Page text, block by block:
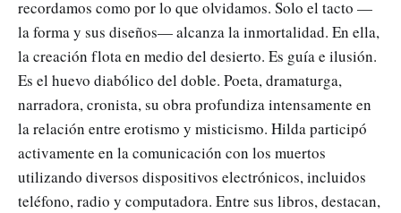
recordamos como por lo que olvidamos. Solo el tacto —
la forma y sus diseños— alcanza la inmortalidad. En ella,
la creación flota en medio del desierto. Es guía e ilusión.
Es el huevo diabólico del doble. Poeta, dramaturga,
narradora, cronista, su obra profundiza intensamente en
la relación entre erotismo y misticismo. Hilda participó
activamente en la comunicación con los muertos
utilizando diversos dispositivos electrónicos, incluidos
teléfono, radio y computadora. Entre sus libros, destacan,